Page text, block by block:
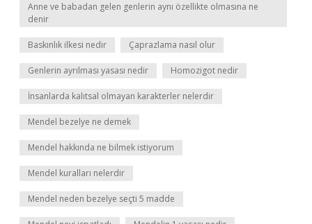
Anne ve babadan gelen genlerin aynı özellikte olmasına ne
denir
Baskınlık ilkesi nedir Çaprazlama nasıl olur
Genlerin ayrılması yasası nedir Homozigot nedir
İnsanlarda kalıtsal olmayan karakterler nelerdir
Mendel bezelye ne demek
Mendel hakkında ne bilmek istiyorum
Mendel kuralları nelerdir
Mendel neden bezelye seçti 5 madde